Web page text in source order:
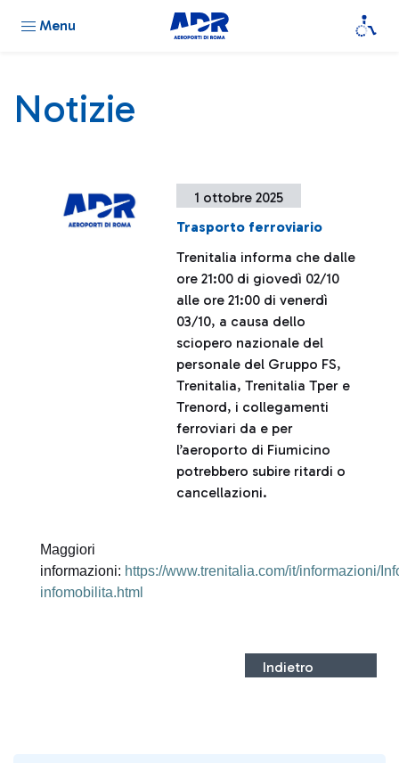
Menu
Notizie
1 ottobre 2025
Trasporto ferroviario
Trenitalia informa che dalle
ore 21:00 di giovedì 02/10
alle ore 21:00 di venerdì
03/10, a causa dello
sciopero nazionale del
personale del Gruppo FS,
Trenitalia, Trenitalia Tper e
Trenord, i collegamenti
ferroviari da e per
l’aeroporto di Fiumicino
potrebbero subire ritardi o
cancellazioni.
Maggiori
informazioni: https://www.trenitalia.com/it/informazioni/
infomobilita.html
Indietro